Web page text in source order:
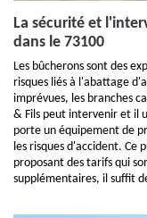
La sécurité et
dans le 73100
Les bûcherons sont des
risques liés à l'abattage
imprévues, les branches
& Fils peut intervenir et il
porte un équipement de
les risques d'accident. Ce
proposant des tarifs qui
supplémentaires, il suffit